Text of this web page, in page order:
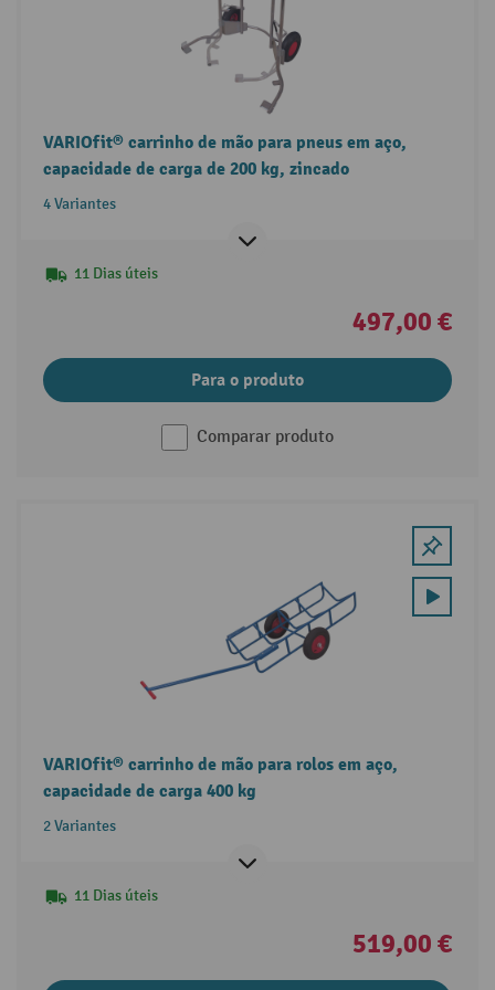
VARIOfit® carrinho de mão para pneus em aço,
capacidade de carga de 200 kg, zincado
4 Variantes
11 Dias úteis
497,00 €
Para o produto
Comparar produto
VARIOfit® carrinho de mão para rolos em aço,
capacidade de carga 400 kg
2 Variantes
11 Dias úteis
519,00 €